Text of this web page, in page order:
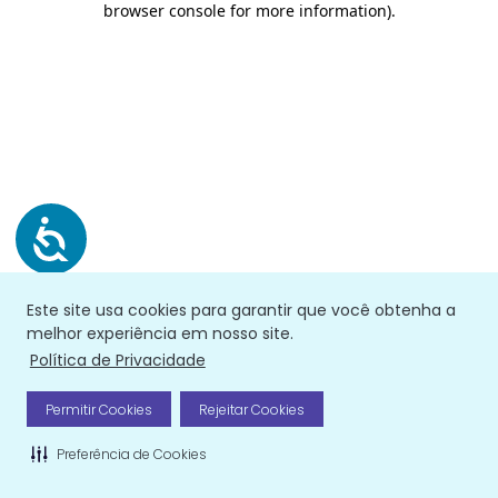
Este site usa cookies para garantir que você obtenha a
melhor experiência em nosso site.
Política de Privacidade
Permitir Cookies Rejeitar Cookies
Preferência de Cookies
browser console for more information).